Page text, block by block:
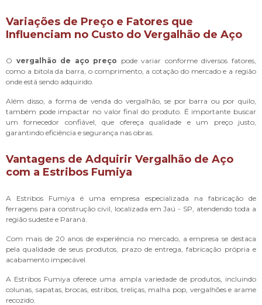
Variações de Preço e Fatores que
Influenciam no Custo do Vergalhão de Aço
O vergalhão de aço preço pode variar conforme diversos fatores,
como a bitola da barra, o comprimento, a cotação do mercado e a região
onde está sendo adquirido.
Além disso, a forma de venda do vergalhão, se por barra ou por quilo,
também pode impactar no valor final do produto. É importante buscar
um fornecedor confiável, que ofereça qualidade e um preço justo,
garantindo eficiência e segurança nas obras.
Vantagens de Adquirir Vergalhão de Aço
com a Estribos Fumiya
A Estribos Fumiya é uma empresa especializada na fabricação de
ferragens para construção civil, localizada em Jaú - SP, atendendo toda a
região sudeste e Paraná.
Com mais de 20 anos de experiência no mercado, a empresa se destaca
pela qualidade de seus produtos, prazo de entrega, fabricação própria e
acabamento impecável.
A Estribos Fumiya oferece uma ampla variedade de produtos, incluindo
colunas, sapatas, brocas, estribos, treliças, malha pop, vergalhões e arame
recozido.